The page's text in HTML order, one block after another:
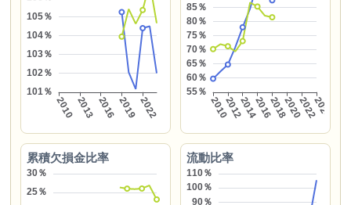
累積欠損金比率 流動比率